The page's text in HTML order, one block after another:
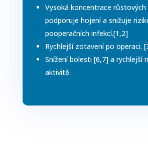
Vysoká koncentrace
podporuje hojení a snižuje
pooperačních infekcí.[1,2]
Rychlejší zotavení po operaci.
Snížení bolesti [6,7] a rychlejší
aktivitě.